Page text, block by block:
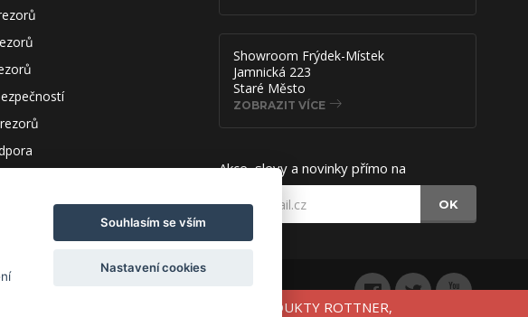
Showroom Frýdek-Místek
Jamnická 223
Staré Město
ZOBRAZIT VÍCE
Akce, slevy a novinky přímo na
OK
A ZÍSKEJTE SLEVU 10% NA VYBRANÉ PRODUKTY ROTTNER,
Souhlasím se vším
Nastavení cookies